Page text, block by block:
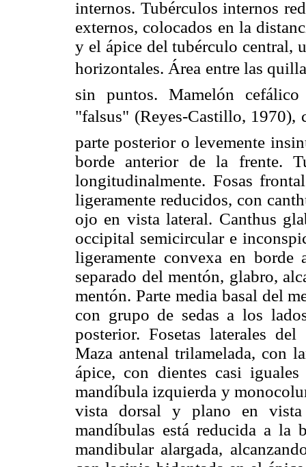
internos. Tubérculos internos
externos, colocados en la
y el ápice del tubérculo central,
horizontales. Área entre las
sin puntos. Mamelón
"falsus" (Reyes-Castillo, 1970),
parte posterior o levemente
borde anterior de la frente.
longitudinalmente. Fosas
ligeramente reducidos, con
ojo en vista lateral. Canthus
occipital semicircular e
ligeramente convexa en borde
separado del mentón, glabro,
mentón. Parte media basal del
con grupo de sedas a los
posterior. Fosetas laterales
Maza antenal trilamelada, con
ápice, con dientes casi
mandíbula izquierda y
vista dorsal y plano en vista
mandíbulas está reducida a la
mandibular alargada,